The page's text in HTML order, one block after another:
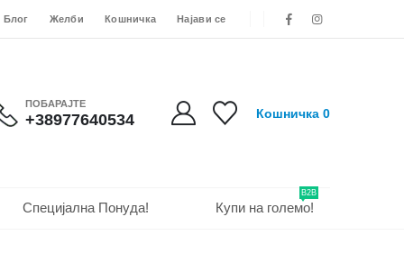
Блог Желби Кошничка Најави се
ПОБАРАЈТЕ
+38977640534 Кошничка 0
Специјална Понуда! Купи на големо!
B2B